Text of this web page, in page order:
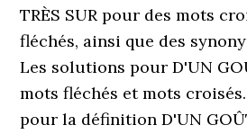
TRÈS SUR pour des mots
fléchés, ainsi que des
Les solutions pour D'UN
mots fléchés et mots
pour la définition D'UN